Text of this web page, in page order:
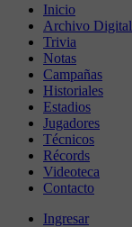
Inicio
Archivo Digital
Trivia
Notas
Campañas
Historiales
Estadios
Jugadores
Técnicos
Récords
Videoteca
Contacto
Ingresar